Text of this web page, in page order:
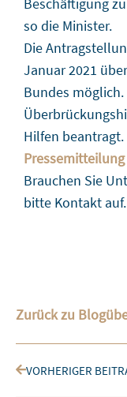
Beschäftigung
so die Minister.
Die
Januar 2021
Bundes
Hilfen
Pressemitteilung
Brauchen Sie
bitte Kontakt auf.
Zurück zu
VORHERIGER